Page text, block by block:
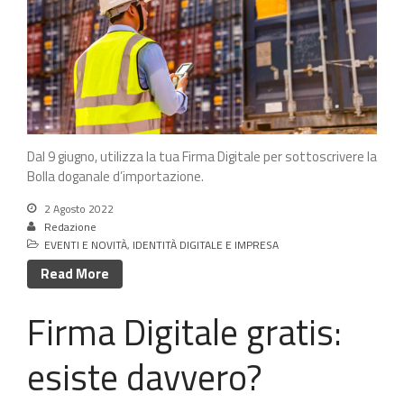
Dal 9 giugno, utilizza la tua Firma Digitale per sottoscrivere la
Bolla doganale d’importazione.
2 Agosto 2022
Redazione
EVENTI E NOVITÀ, IDENTITÀ DIGITALE E IMPRESA
Read More
Firma Digitale gratis:
esiste davvero?